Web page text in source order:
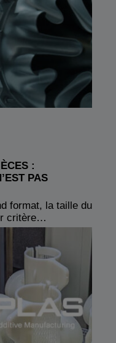
:
PAS
format, la taille du
critère…